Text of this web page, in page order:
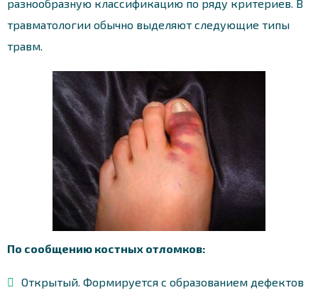
разнообразную классификацию по ряду критериев. В
травматологии обычно выделяют следующие типы
травм.
По сообщению костных отломков:
Открытый. Формируется с образованием дефектов